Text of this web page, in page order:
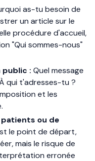
as-tu besoin de
un article sur le
procédure d'accueil,
"Qui sommes-nous"
: Quel message
qui t'adresses-tu ?
et les
patients ou de
le point de départ,
mais le risque de
erronée